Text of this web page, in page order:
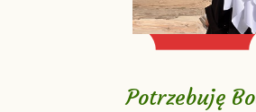
Potrzebuję